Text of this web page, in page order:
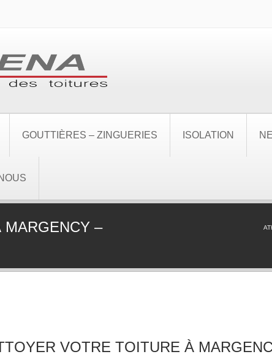
GOUTTIÈRES – ZINGUERIES ISOLATION
MARGENCY –
VOTRE TOITURE À